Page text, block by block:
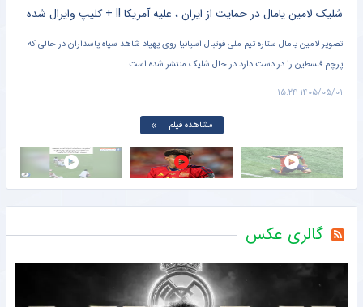
شلیک لامین یامال در حمایت از ایران ، علیه آمریکا !! + کلیپ وایرال شده
تصویر لامین یامال ستاره تیم ملی فوتبال اسپانیا روی پهپاد شاهد سپاه پاسداران در حالی که
پرچم فلسطین را در دست دارد در حال شلیک منتشر شده است.
۱۴۰۵/۰۵/۰۱ ۱۵:۲۴
مشاهده فیلم
گالری عکس